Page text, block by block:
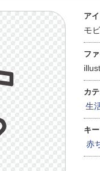
ア
モ
フ
カ
生
キ
赤